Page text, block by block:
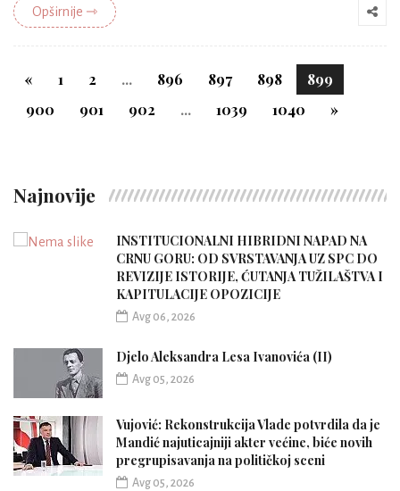
Opširnije ⇾
« 1 2 ... 896 897 898
899
900
901 902 ... 1039 1040 »
Najnovije
INSTITUCIONALNI HIBRIDNI NAPAD NA
CRNU GORU: OD SVRSTAVANJA UZ SPC DO
REVIZIJE ISTORIJE, ĆUTANJA TUŽILAŠTVA I
KAPITULACIJE OPOZICIJE
Avg 06, 2026
Djelo Aleksandra Lesa Ivanovića (II)
Avg 05, 2026
Vujović: Rekonstrukcija Vlade potvrdila da je
Mandić najuticajniji akter većine, biće novih
pregrupisavanja na političkoj sceni
Avg 05, 2026